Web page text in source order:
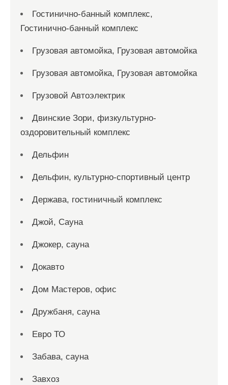
Гостинично-банный комплекс,
Гостинично-банный комплекс
Грузовая автомойка, Грузовая автомойка
Грузовая автомойка, Грузовая автомойка
Грузовой Автоэлектрик
Двинские Зори, физкультурно-
оздоровительный комплекс
Дельфин
Дельфин, культурно-спортивный центр
Держава, гостиничный комплекс
Джой, Сауна
Джокер, сауна
Докавто
Дом Мастеров, офис
Дружбаня, сауна
Евро ТО
Забава, сауна
Завхоз